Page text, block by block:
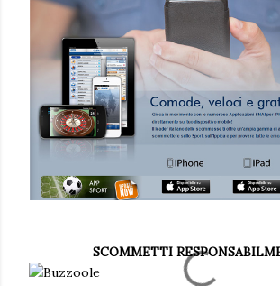
SCOMMETTI